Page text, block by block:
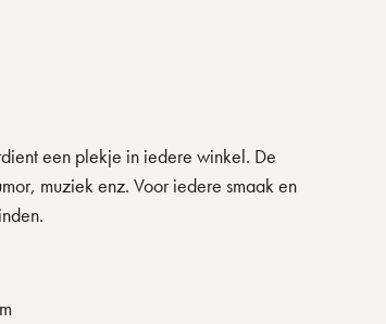
een plekje in iedere winkel. De
muziek enz. Voor iedere smaak en